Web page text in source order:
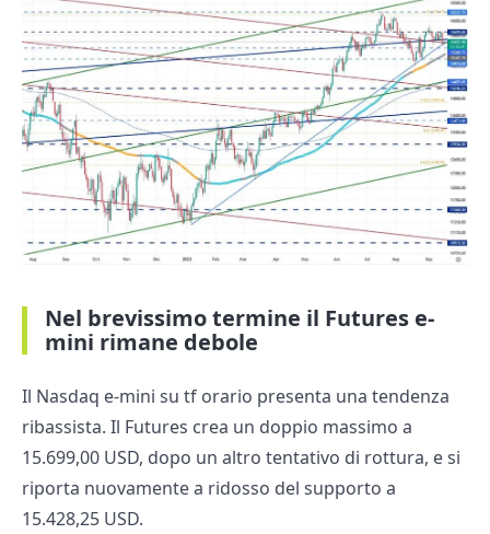
Nel brevissimo termine il Futures e-
mini rimane debole
Il Nasdaq e-mini su tf orario presenta una tendenza
ribassista. Il Futures crea un doppio massimo a
15.699,00 USD, dopo un altro tentativo di rottura, e si
riporta nuovamente a ridosso del supporto a
15.428,25 USD.